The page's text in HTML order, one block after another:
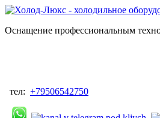
Оснащение профессиональным
тел: +79506542750